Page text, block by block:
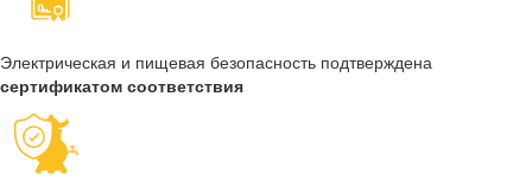
Электрическая и пищевая безопасность подтверждена
сертификатом соответствия